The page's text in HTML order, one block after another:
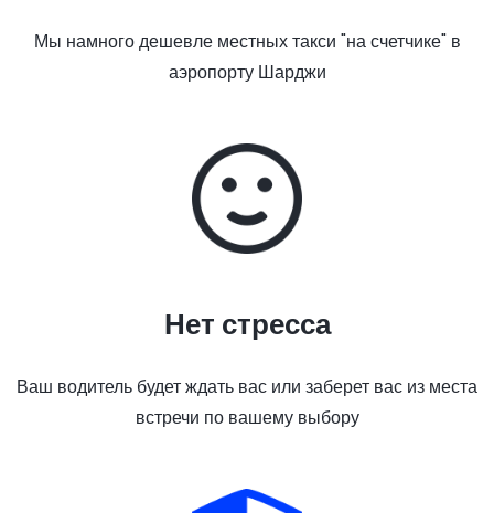
Мы намного дешевле местных такси "на счетчике" в
аэропорту Шарджи
Нет стресса
Ваш водитель будет ждать вас или заберет вас из места
встречи по вашему выбору